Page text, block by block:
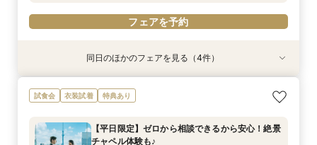
フェアを予約
衣装試着 特典あり
【お子様と叶える感動挙式】パパママ・マタニ
ティでも安心フェア
8:45〜
衣装試着 特典あり
【本格儀式殿ツアー】 本格神前式×絶景披露宴×
美食フェア
8:45〜
衣装試着 特典あり
【家族婚】安心予算で心温まる挙式体験×美食お
もてなし体験
8:45〜
【自宅でフェア参加】スマホでOK◎オンライン
式場相談会
13:00〜
同日のほかのフェアを見る（4件）
試食会 衣装試着 特典あり
【平日限定】ゼロから相談できるから安心！絶景
チャペル体験も♪